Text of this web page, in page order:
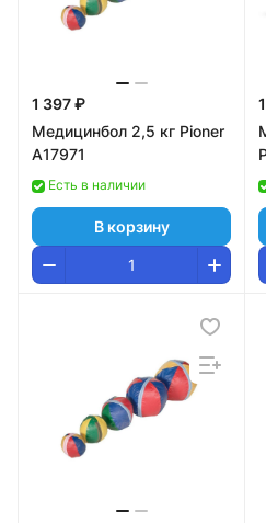
1 397 ₽
Медицинбол 2,5 кг Pioner
A17971
Есть в наличии
В корзину